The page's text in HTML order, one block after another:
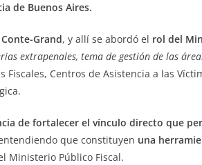
de Buenos Aires.
Grand, y allí se abordó el rol del
extrapenales, tema de gestión de las
Fiscales, Centros de Asistencia a las
de fortalecer el vínculo directo que
que constituyen una
Ministerio Público Fiscal.